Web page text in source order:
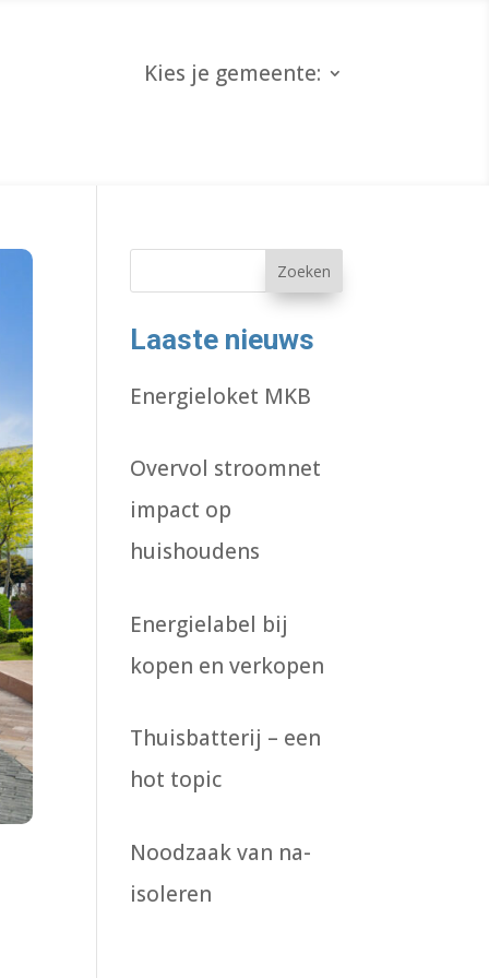
Kies je gemeente:
Zoeken
Laaste nieuws
Energieloket MKB
Overvol stroomnet
impact op
huishoudens
Energielabel bij
kopen en verkopen
Thuisbatterij – een
hot topic
Noodzaak van na-
isoleren